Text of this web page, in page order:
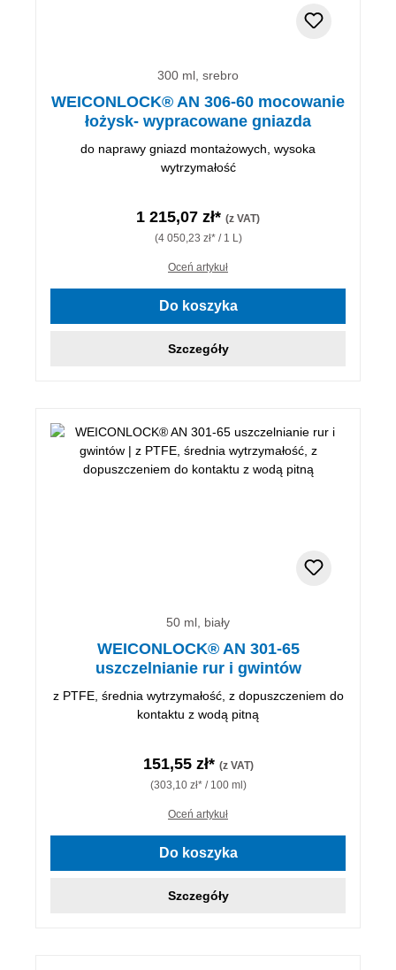
300 ml, srebro
WEICONLOCK® AN 306-60 mocowanie
łożysk- wypracowane gniazda
do naprawy gniazd montażowych, wysoka
wytrzymałość
1 215,07 zł* (z VAT)
(4 050,23 zł* / 1 L)
Oceń artykuł
Do koszyka
Szczegóły
50 ml, biały
WEICONLOCK® AN 301-65
uszczelnianie rur i gwintów
z PTFE, średnia wytrzymałość, z dopuszczeniem do
kontaktu z wodą pitną
151,55 zł* (z VAT)
(303,10 zł* / 100 ml)
Oceń artykuł
Do koszyka
Szczegóły